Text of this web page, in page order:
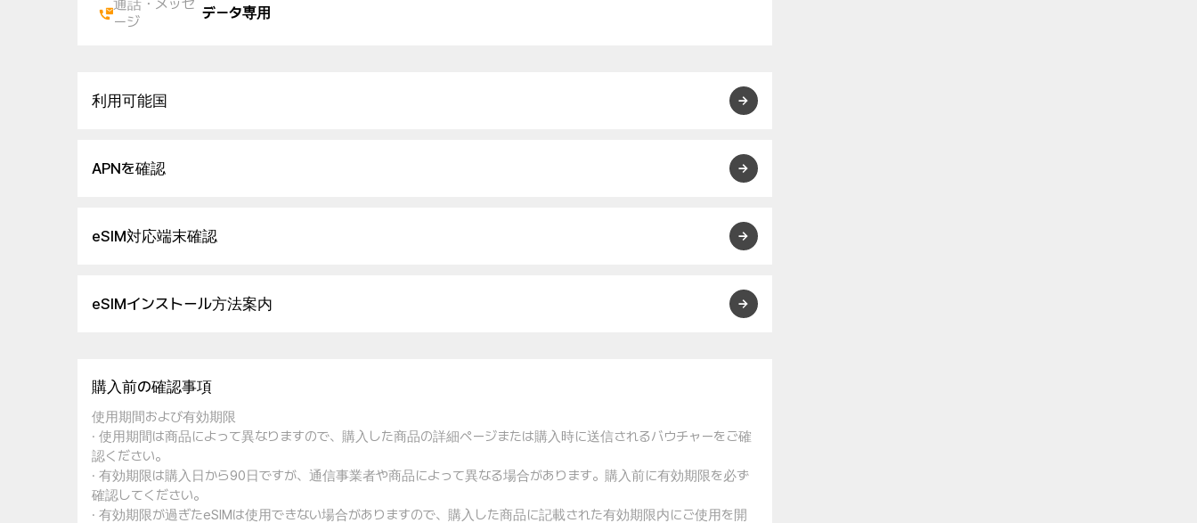
通話・メッセ
ージ
データ専用
利用可能国
APNを確認
eSIM対応端末確認
eSIMインストール方法案内
購入前の確認事項
使用期間および有効期限
· 使用期間は商品によって異なりますので、購入した商品の詳細ページまたは購入時に送信されるバウチャーをご確
認ください。
· 有効期限は購入日から90日ですが、通信事業者や商品によって異なる場合があります。購入前に有効期限を必ず
確認してください。
· 有効期限が過ぎたeSIMは使用できない場合がありますので、購入した商品に記載された有効期限内にご使用を開